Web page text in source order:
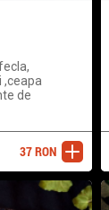
,ceapa
de
adaugă
37RON